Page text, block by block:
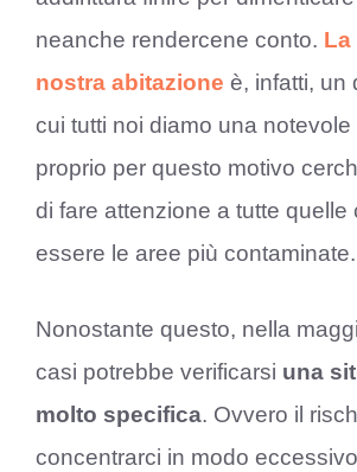
neanche rendercene conto. La
nostra abitazione è, infatti, un
cui tutti noi diamo una
proprio per questo motivo
di fare attenzione a tutte quelle
essere le aree più contaminate.
Nonostante questo, nella
casi potrebbe verificarsi una
molto specifica. Ovvero il
concentrarci in modo